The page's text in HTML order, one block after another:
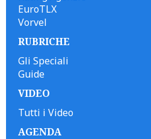
EuroTLX
Vorvel
RUBRICHE
Gli Speciali
Guide
VIDEO
Tutti i Video
AGENDA